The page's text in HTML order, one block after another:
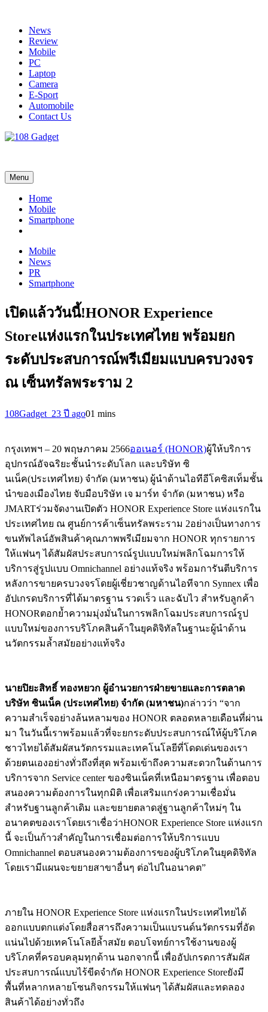
contentNews
Review
Mobile
PC
Laptop
Camera
E-Sport
Automobile
Contact Us
Menu
Home
Mobile
Smartphone
Mobile
News
PR
Smartphone
เปิดแล้ววันนี้!HONOR Experience
Storeแห่งแรกในประเทศไทย พร้อมยก
ระดับประสบการณ์พรีเมียมแบบครบวงจร
ณ เซ็นทรัลพระราม 2
108Gadget_23 ปี ago01 mins
กรุงเทพฯ – 20 พฤษภาคม 2566ออเนอร์ (HONOR)ผู้ให้บริการ
อุปกรณ์อัจฉริยะชั้นนำระดับโลก และบริษัท ซิ
นเน็ค(ประเทศไทย) จำกัด (มหาชน) ผู้นำด้านไอทีอีโคซิสเท็มชั้น
นำของเมืองไทย จับมือบริษัท เจ มาร์ท จำกัด (มหาชน) หรือ
JMARTร่วมจัดงานเปิดตัว HONOR Experience Store แห่งแรกใน
ประเทศไทย ณ ศูนย์การค้าเซ็นทรัลพระราม 2อย่างเป็นทางการ
ขนทัพไลน์อัพสินค้าคุณภาพพรีเมียมจาก HONOR ทุกรายการ
ให้แฟนๆ ได้สัมผัสประสบการณ์รูปแบบใหม่พลิกโฉมการให้
บริการสู่รูปแบบ Omnichannel อย่างแท้จริง พร้อมการันตีบริการ
หลังการขายครบวงจรโดยผู้เชี่ยวชาญด้านไอทีจาก Synnex เพื่อ
อัปเกรดบริการที่ได้มาตรฐาน รวดเร็ว และฉับไว สำหรับลูกค้า
HONORตอกย้ำความมุ่งมั่นในการพลิกโฉมประสบการณ์รูป
แบบใหม่ของการบริโภคสินค้าในยุคดิจิทัลในฐานะผู้นำด้าน
นวัตกรรมล้ำสมัยอย่างแท้จริง
นายปิยะสิทธิ์ ทองหยวก ผู้อำนวยการฝ่ายขายและการตลาด
บริษัท ซินเน็ค (ประเทศไทย) จำกัด (มหาชน)กล่าวว่า “จาก
ความสำเร็จอย่างล้นหลามของ HONOR ตลอดหลายเดือนที่ผ่าน
มา ในวันนี้เราพร้อมแล้วที่จะยกระดับประสบการณ์ให้ผู้บริโภค
ชาวไทยได้สัมผัสนวัตกรรมและเทคโนโลยีที่โดดเด่นของเรา
ด้วยตนเองอย่างทั่วถึงที่สุด พร้อมเข้าถึงความสะดวกในด้านการ
บริการจาก Service center ของซินเน็คที่เหนือมาตรฐาน เพื่อตอบ
สนองความต้องการในทุกมิติ เพื่อเสริมแกร่งความเชื่อมั่น
สำหรับฐานลูกค้าเดิม และขยายตลาดสู่ฐานลูกค้าใหม่ๆ ใน
อนาคตของเราโดยเราเชื่อว่าHONOR Experience Store แห่งแรก
นี้ จะเป็นก้าวสำคัญในการเชื่อมต่อการให้บริการแบบ
Omnichannel ตอบสนองความต้องการของผู้บริโภคในยุคดิจิทัล
โดยเรามีแผนจะขยายสาขาอื่นๆ ต่อไปในอนาคต”
ภายใน HONOR Experience Store แห่งแรกในประเทศไทยได้
ออกแบบตกแต่งโดยสื่อสารถึงความเป็นแบรนด์นวัตกรรมที่อัด
แน่นไปด้วยเทคโนโลยีล้ำสมัย ตอบโจทย์การใช้งานของผู้
บริโภคที่ครอบคลุมทุกด้าน นอกจากนี้ เพื่ออัปเกรดการสัมผัส
ประสบการณ์แบบไร้ขีดจำกัด HONOR Experience Storeยังมี
พื้นที่หลากหลายโซนกิจกรรมให้แฟนๆ ได้สัมผัสและทดลอง
สินค้าได้อย่างทั่วถึง